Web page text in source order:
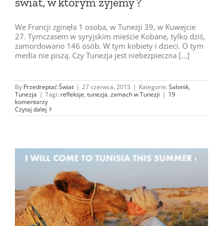
We Francji zginęła 1 osoba, w Tunezji 39, w Kuwejcie
27. Tymczasem w syryjskim mieście Kobane, tylko dziś,
zamordowano 146 osób. W tym kobiety i dzieci. O tym
media nie piszą. Czy Tunezja jest niebezpieczna [...]
By Przedreptać Świat | 27 czerwca, 2015 | Kategorie: Salonik,
Tunezja | Tagi: refleksje, tunezja, zamach w Tunezji | 19
komentarzy
Czytaj dalej